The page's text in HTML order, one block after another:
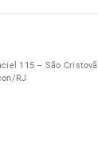
115 – São
RJ